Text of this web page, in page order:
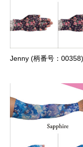
Jenny (柄番号：00358)